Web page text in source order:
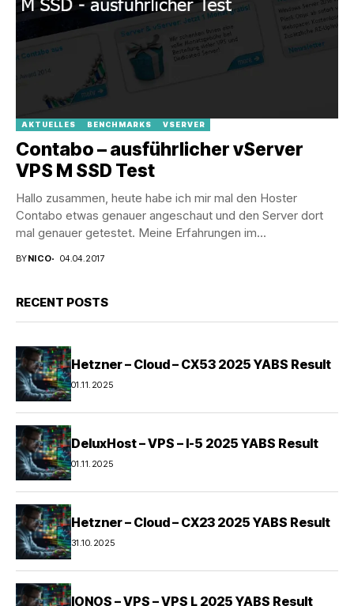
AKTUELLES BENCHMARKS VSERVER
Contabo – ausführlicher vServer
VPS M SSD Test
Hallo zusammen, heute habe ich mir mal den Hoster
Contabo etwas genauer angeschaut und den Server dort
mal genauer getestet. Meine Erfahrungen im...
BYNICO 04.04.2017
RECENT POSTS
Hetzner – Cloud – CX53 2025 YABS Result
01.11.2025
DeluxHost – VPS – I-5 2025 YABS Result
01.11.2025
Hetzner – Cloud – CX23 2025 YABS Result
31.10.2025
IONOS – VPS – VPS L 2025 YABS Result